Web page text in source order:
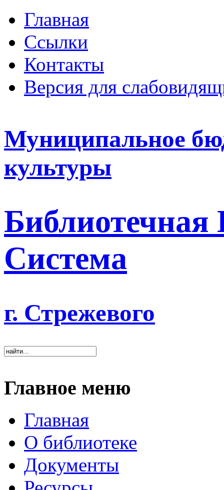
Главная
Ссылки
Контакты
Версия для
Муниципальное
культуры
Система
г. Стрежевого
Главное меню
Главная
О библиотеке
Документы